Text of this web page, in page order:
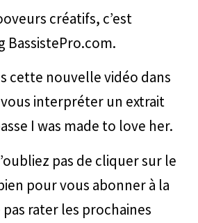
créatifs, c’est
BassistePro.com.
cette nouvelle vidéo dans
interpréter un extrait
I was made to love her.
pas de cliquer sur le
pour vous abonner à la
rater les prochaines